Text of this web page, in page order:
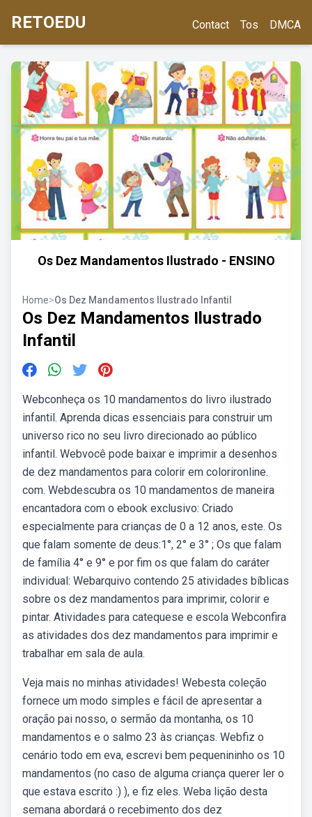
RETOEDU Contact Tos DMCA
Os Dez Mandamentos Ilustrado - ENSINO
Home>Os Dez Mandamentos Ilustrado Infantil
Os Dez Mandamentos Ilustrado
Infantil
Webconheça os 10 mandamentos do livro ilustrado
infantil. Aprenda dicas essenciais para construir um
universo rico no seu livro direcionado ao público
infantil. Webvocê pode baixar e imprimir a desenhos
de dez mandamentos para colorir em colorironline.
com. Webdescubra os 10 mandamentos de maneira
encantadora com o ebook exclusivo: Criado
especialmente para crianças de 0 a 12 anos, este. Os
que falam somente de deus:1°, 2° e 3° ; Os que falam
de família 4° e 9° e por fim os que falam do caráter
individual: Webarquivo contendo 25 atividades bíblicas
sobre os dez mandamentos para imprimir, colorir e
pintar. Atividades para catequese e escola Webconfira
as atividades dos dez mandamentos para imprimir e
trabalhar em sala de aula.
Veja mais no minhas atividades! Webesta coleção
fornece um modo simples e fácil de apresentar a
oração pai nosso, o sermão da montanha, os 10
mandamentos e o salmo 23 às crianças. Webfiz o
cenário todo em eva, escrevi bem pequenininho os 10
mandamentos (no caso de alguma criança querer ler o
que estava escrito :) ), e fiz eles. Weba lição desta
semana abordará o recebimento dos dez